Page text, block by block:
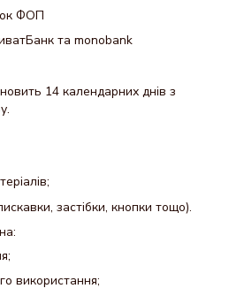
ФОП
та monobank
14 календарних днів з
застібки, кнопки тощо).
використання;